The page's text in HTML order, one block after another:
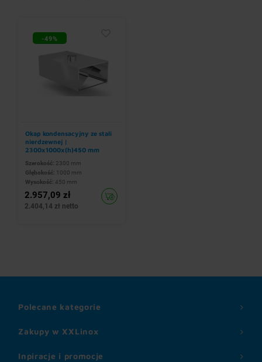
-49%
Okap kondensacyjny ze stali
nierdzewnej |
2300x1000x(h)450 mm
Szerokość: 2300 mm
Głębokość: 1000 mm
Wysokość: 450 mm
2.957,09 zł
2.404,14 zł netto
Zakupy w XXLinox
Inpiracje i promocje
Polecane kategorie